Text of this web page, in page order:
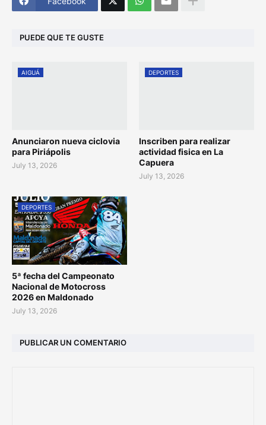
PUEDE QUE TE GUSTE
AIGUÁ
Anunciaron nueva ciclovia
para Piriápolis
July 13, 2026
DEPORTES
Inscriben para realizar
actividad fisica en La
Capuera
July 13, 2026
DEPORTES
5ª fecha del Campeonato
Nacional de Motocross
2026 en Maldonado
July 13, 2026
PUBLICAR UN COMENTARIO